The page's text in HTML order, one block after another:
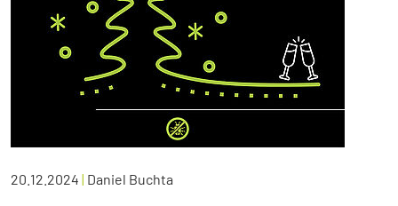
20.12.2024 | Daniel Buchta